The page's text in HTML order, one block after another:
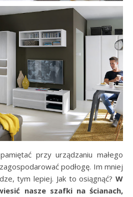
przy urządzaniu małego
podłogę. Im mniej
tym lepiej. Jak to osiągnąć? W
nasze szafki na ścianach,